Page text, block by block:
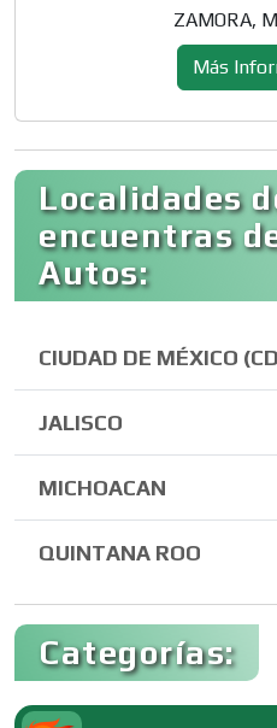
ZAMORA,
Más
Localidades
encuentras
Autos:
CIUDAD DE MÉXICO
JALISCO
MICHOACAN
QUINTANA ROO
Categorías: